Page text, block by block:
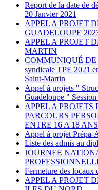
Report de la date de
20 Janvier 2021
APPEL A PROJET
GUADELOUPE
APPEL A PROJET
MARTIN
COMMUNIQUÉ DE
syndicale TPE 2021
Saint-Martin
Appel à projets "
Guadeloupe "
APPEL A
PARCOURS
ENTRE 16 A 18
Appel à projet Prépa-
Liste des admis au
JOURNEE
Fermeture des locaux
APPEL A PROJET